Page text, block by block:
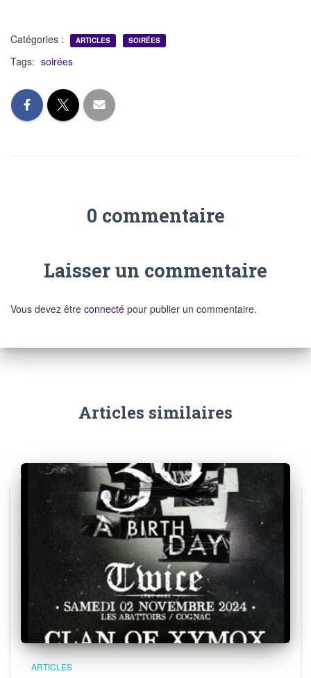
Catégories : ARTICLES SOIRÉES
Tags: soirées
0 commentaire
Laisser un commentaire
Vous devez être connecté pour publier un commentaire.
Articles similaires
ARTICLES